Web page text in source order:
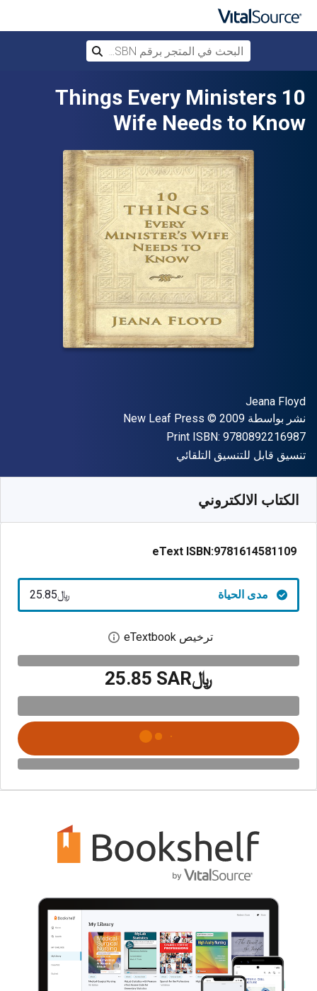
تخطي إلى المحتوى الرئيسي
10 Things Every Ministers
Wife Needs to Know
المؤلف (المؤلفون)
Jeana Floyd
الناشر
نشر بواسطة New Leaf Press
حقوق الطبع والنشر © 2009
Print ISBN: 9780892216987
شكل
تنسيق قابل للتنسيق التلقائي
الكتاب الالكتروني
eText ISBN:9781614581109
مدى الحياة ﷼‎25.85
ترخيص eTextbook افتح مربع حوار
﷼‎25.85 SAR